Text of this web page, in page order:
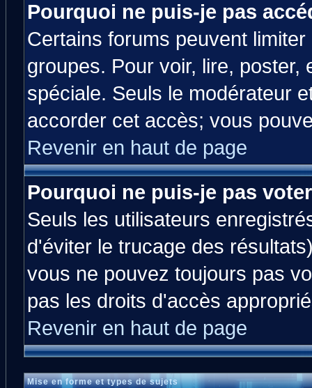
Pourquoi ne puis-je pas
Certains forums peuvent
groupes. Pour voir, lire,
spéciale. Seuls le modérateur
accorder cet accès; vous
Revenir en haut de page
Pourquoi ne puis-je pas
Seuls les utilisateurs
d'éviter le trucage des
vous ne pouvez toujours pas
pas les droits d'accès
Revenir en haut de page
Mise en forme et types de sujets